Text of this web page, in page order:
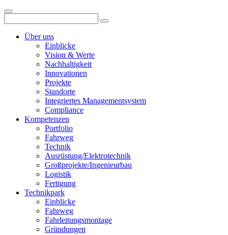
Über uns
Einblicke
Vision & Werte
Nachhaltigkeit
Innovationen
Projekte
Standorte
Integriertes Managementsystem
Compliance
Kompetenzen
Portfolio
Fahrweg
Technik
Ausrüstung/Elektrotechnik
Großprojekte/Ingenieurbau
Logistik
Fertigung
Technikpark
Einblicke
Fahrweg
Fahrleitungsmontage
Gründungen